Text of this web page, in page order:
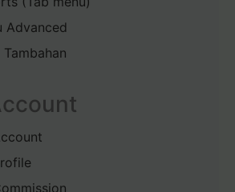
Advanced